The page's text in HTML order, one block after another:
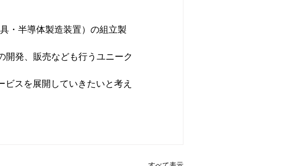
・半導体製造装置）の組立製
発、販売なども行うユニーク
スを展開していきたいと考え